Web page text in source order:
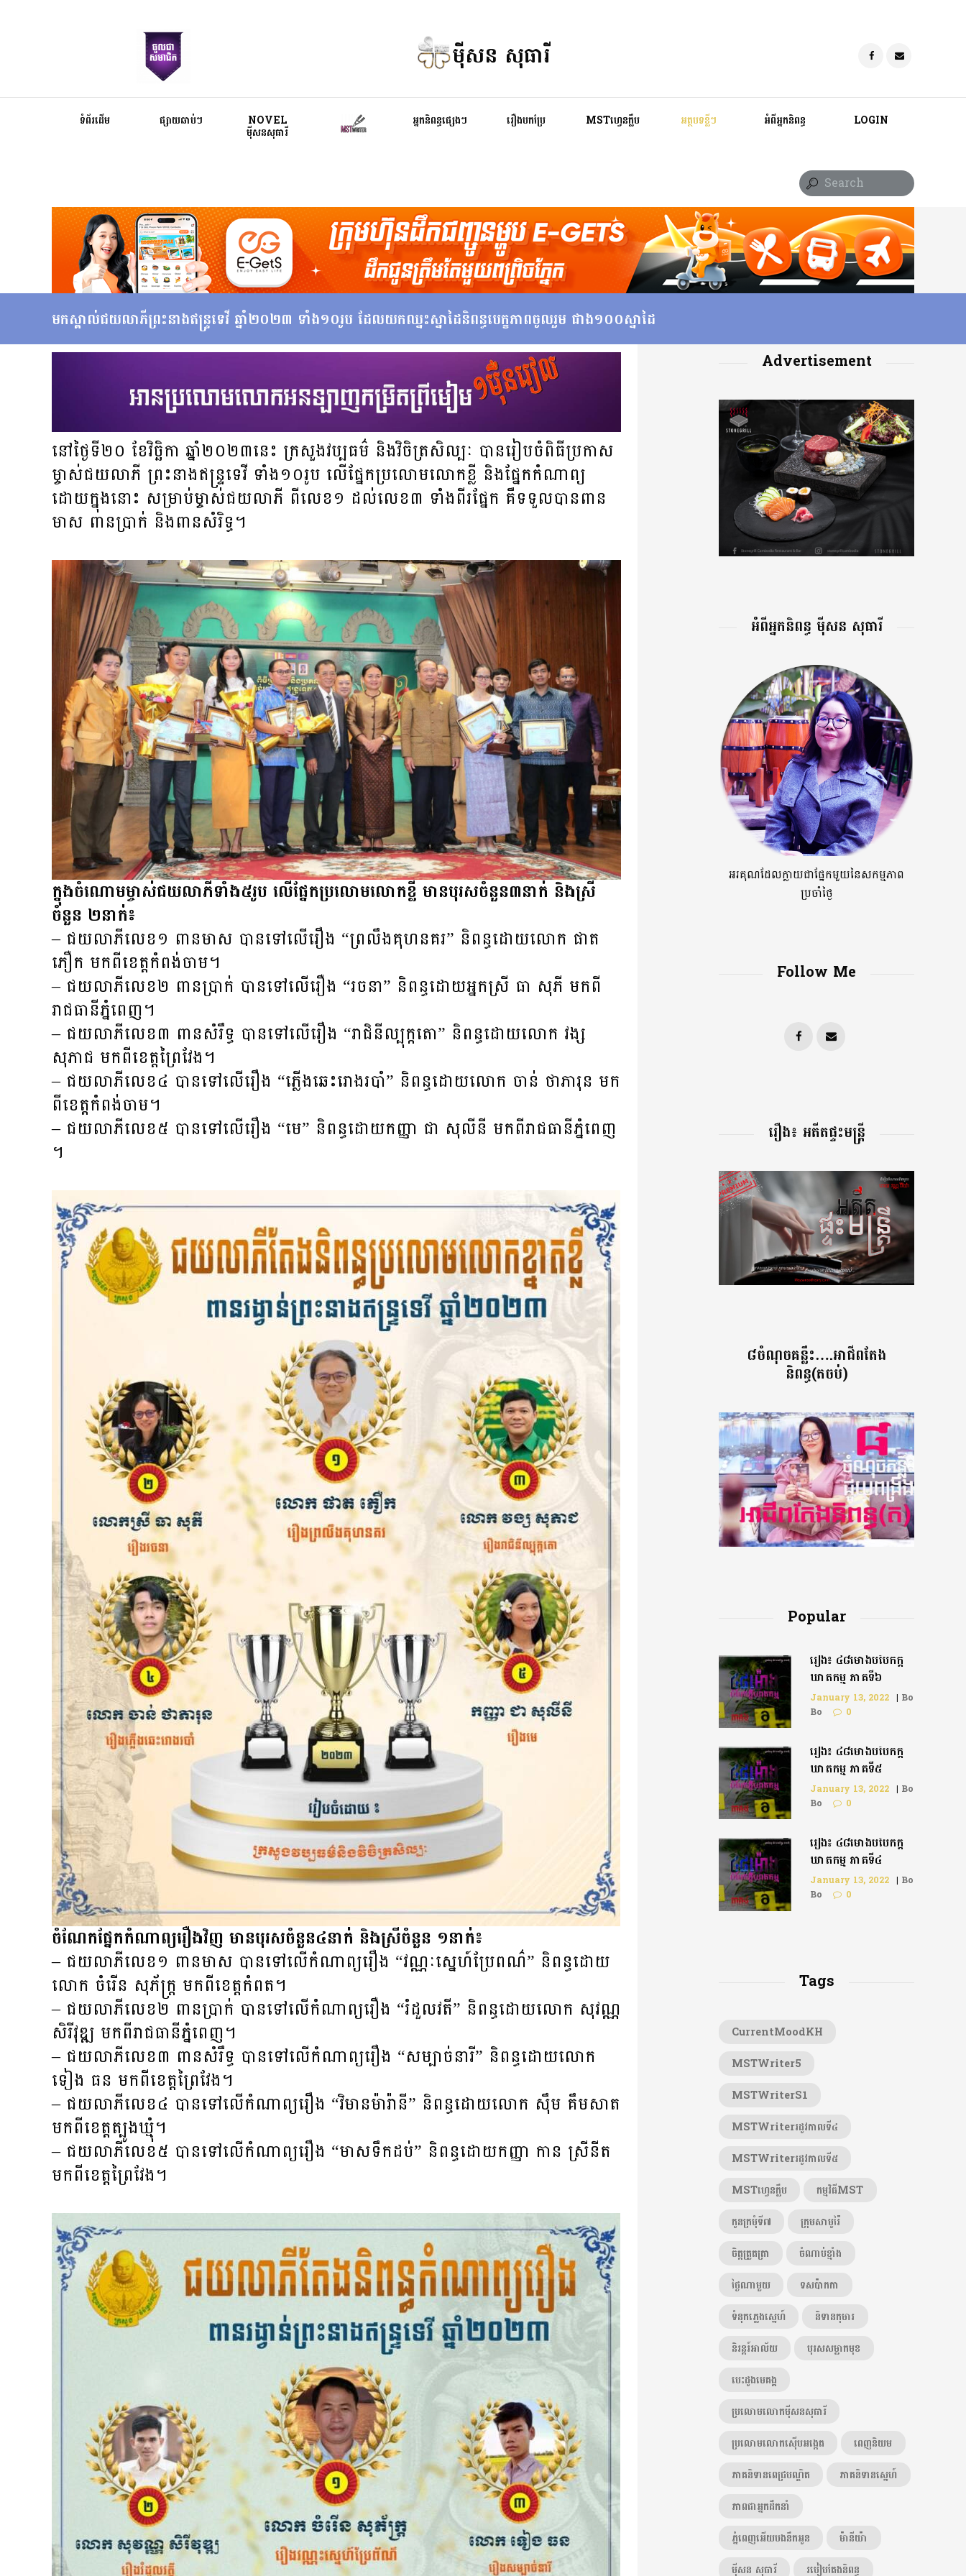
ម៉ីសន សុធារី
ទំព័រដើម ផ្សាយឆាប់ៗ NOVEL
ម៉ីសនសុធារី
អ្នកនិពន្ធផ្សេងៗ រឿងបកប្រែ MSTហ្វេនក្លឹប អត្ថបទខ្លីៗ អំពីអ្នកនិពន្ធ LOGIN
មកស្គាល់ជយលាភី​ព្រះ​នាង​ឥន្ទ្រទេវី ឆ្នាំ​២០២៣ ទាំង១០រូប ដែលយកឈ្នះស្នាដៃនិពន្ធបេក្ខភាពចូលរួម ជាង១០០ស្នាដៃ
នៅ​ថ្ងៃ​ទី​២០​ ខែ​វិច្ឆិកា​ ឆ្នាំ​២០២៣​នេះ ​ក្រសួង​វប្បធម៌​ និងវិចិត្រ​សិល្បៈ​ បានរៀប​ចំពិធី​ប្រកាស​
ម្ចាស់ជយលាភី ​ព្រះ​នាង​ឥន្ទ្រទេវី ទាំង១០រូប លើផ្នែកប្រលោមលោកខ្លី និងផ្នែក​កំណាព្យ
ដោយក្នុងនោះ សម្រាប់ម្ចាស់ជយលាភី ពីលេខ១ ដល់លេខ៣ ទាំងពីរផ្នែក គឺទទួលបានពាន
មាស ពានប្រាក់ និងពានសំរិទ្ធ។
ក្នុងចំណោមម្ចាស់ជយលាភីទាំង៥រូប លើផ្នែក​​​ប្រលោម​លោ​កខ្លី មានបុរសចំនួន៣នាក់ និងស្រី
ចំនួន ២នាក់៖
– ជយលាភី​លេខ​១​ ពាន​មាស បាន​ទៅ​លើ​រឿង “ព្រលឹង​គុហនគរ” និពន្ធ​ដោយ​លោក ផាត
ភឿក មក​ពី​ខេត្ត​កំពង់​ចាម​។
– ជយ​លាភី​លេខ​២​​ ពាន​ប្រាក់​ បាន​ទៅ​លើ​រឿង “រចនា” និពន្ធ​ដោយ​អ្នក​ស្រី ធា សុភី មក​ពី​
រាជធានី​ភ្នំពេញ​។
– ជយ​លាភី​លេខ​៣ ពាន​សំរឹទ្ធ បាន​ទៅ​លើ​រឿង​ “​រាជិនីល្បុក្កតោ” និពន្ធ​ដោយ​លោក​ វង្ស
សុភាជ​ មក​ពី​ខេត្ត​​ព្រៃ​វែង​។
– ជយ​លាភី​លេខ​៤ បាន​ទៅ​លើ​រឿង “​ភ្លើង​ឆេះ​រោង​របាំ​” និពន្ធ​ដោយ​លោក ចាន់ ថា​ភារុន​ មក​
ពី​ខេត្តកំពង់​ចាម​។
– ជយ​លាភី​លេខ​៥ បាន​ទៅ​លើ​រឿង​ “មេ” និពន្ធ​ដោយ​កញ្ញា ជា សុលីនី មក​ពី​រាជធានី​ភ្នំពេញ​
។
ចំណែក​ផ្នែក​កំណាព្យ​រឿងវិញ​ មានបុរសចំនួន៤នាក់ និងស្រីចំនួន ១នាក់៖
– ជយលាភី​លេខ​១​ ពាន​មាស បាន​ទៅ​លើកំណាព្យ​រឿង “វណ្ណៈស្នេហ៍​ប្រែពណ៌” និពន្ធ​ដោយ​
លោក ចំរើន សុភ័ក្រ្ត​ មក​ពី​ខេត្ត​កំពត។
– ជយ​លាភី​លេខ​២ ពាន​ប្រាក់​ បាន​ទៅ​លើ​កំណាព្យ​រឿង “រំដួលវតី” និពន្ធ​ដោយ​លោក សុវណ្ណ
សិរីវុឌ្ឍ មក​ពី​រាជធានី​ភ្នំពេញ​​។
– ជយ​លាភី​លេខ​៣ ពាន​សំរឹទ្ធ​ បាន​ទៅ​លើ​កំណាព្យ​រឿង​ “សម្បាច់​នារី​” និពន្ធ​ដោយ​លោក
ទៀង ធន មក​ពី​ខេត្ត​ព្រៃ​វែង​​។
– ជយ​លាភី​លេខ​៤​ បាន​ទៅ​លើ​កំណាព្យ​រឿង “​វិមាន​ម៉ារ៉ានី” និពន្ធ​ដោយ​លោ​ក ស៊ឹម​ គឹម​សាត
មក​ពី​ខេត្ត​ត្បូង​ឃ្មុំ​។ ​
– ជយ​លាភី​លេខ​៥ បាន​ទៅ​លើ​កំណាព្យ​រឿង​ “​មាស​ទឹក​ដប់” និពន្ធ​ដោយ​កញ្ញា កាន​ ស្រី​នីត​
មក​ពី​ខេត្ត​ព្រៃ​វែង​។
Advertisement
អំពីអ្នកនិពន្ធ ម៉ីសន សុធារី
អរគុណដែលក្លាយជាផ្នែកមួយនៃសកម្មភាព
ប្រចាំថ្ងៃ
Follow Me
រឿង៖ អតីតផ្ទះមន្រ្តី
៨ចំណុចគន្លឹះ….អាជីពតែង
និពន្ធ(តចប់)
Popular
រឿង៖ ៤៨ម៉ោងបំបែកក្តី
ឃាតកម្ម ភាគទី៦
January 13, 2022 | Bo
Bo
0
រឿង៖ ៤៨ម៉ោងបំបែកក្ដី
ឃាតកម្ម ភាគទី៥
January 13, 2022 | Bo
Bo
0
រឿង៖ ៤៨ម៉ោងបំបែកក្តី
ឃាតកម្ម ភាគទី៤
January 13, 2022 | Bo
Bo
0
Tags
CurrentMoodKH
MSTWriter5
MSTWriterS1
MSTWriterរដូវកាលទី៤
MSTWriterរដូវកាលទី៥
MSTហ្វេនក្លឹប
កម្មវិធីMST
កូនក្រមុំទី៧
ក្រុមសាមូរ៉ៃ
ចិត្តត្រួតត្រា
ចំណាប់ខ្មាំង
ថ្ងៃណាមួយ
ទសប៉ាកកា
ទំនុកភ្លេងស្នេហ៍
និទានកុមារ
និរន្តរ៍អាល័យ
បុរសសម្លាកមុខ
បេះដូងមេគង្គ
ប្រលោមលោកម៉ីសនសុធារី
ប្រលោមលោកស៊ើបអង្កេត
ពេញនិយម
ភាគនិទានពេជ្របណ្ឌិត
ភាគនិទានស្នេហ៍
ភាពជាអ្នកដឹកនាំ
ភ្នំពេញអើយបងនឹកអូន
ម៉ានីយ៉ា
ម៉ីសន សុធារី
របៀបតែងនិពន្ធ